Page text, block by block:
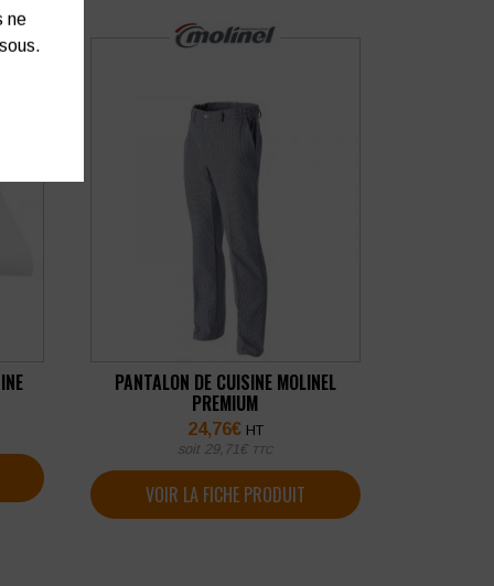
PANTALON DE CUISINE MOLINEL
PREMIUM
24,76€ HT
soit 29,71 € TTC
VOIR LA FICHE PRODUIT
ne